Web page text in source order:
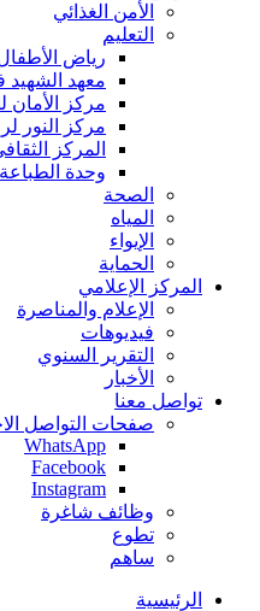
الأمن الغذائي
التعليم
رياض
معهد الشهيد
مركز الأمان
مركز النور
المركز
وحدة الطباعة
الصحة
المياه
الإيواء
الحماية
المركز الإعلامي
الإعلام والمناصرة
فيديوهات
التقرير السنوي
الأخبار
تواصل معنا
صفحات التواصل
WhatsApp
Facebook
Instagram
وظائف شاغرة
تطوع
ساهم
الرئيسية